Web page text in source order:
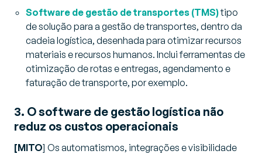
Software de gestão de transportes (TMS)tipo
de solução para a gestão de transportes, dentro da
cadeia logística, desenhada para otimizar recursos
materiais e recursos humanos. Inclui ferramentas de
otimização de rotas e entregas, agendamento e
faturação de transporte, por exemplo.
3. O software de gestão logística não
reduz os custos operacionais
[MITO] Os automatismos, integrações e visibilidade